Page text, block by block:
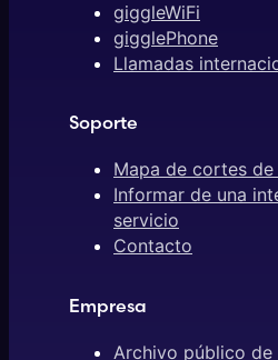
giggleWiFi
gigglePhone
Llamadas
Soporte
Mapa de cortes
Informar de una
servicio
Contacto
Empresa
Archivo público de